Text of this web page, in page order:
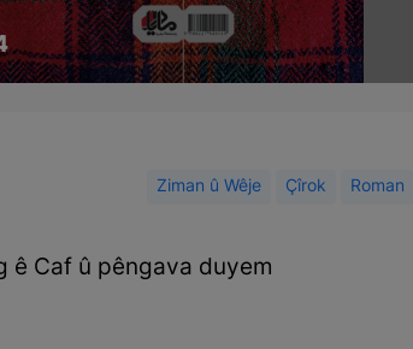
Ziman û Wêje Çîrok Roman
ê Caf û pêngava duyem